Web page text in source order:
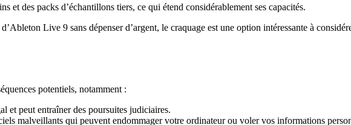
et des packs d’échantillons tiers, ce qui étend considérablement ses capacités.
Live 9 sans dépenser d’argent, le craquage est une option intéressante à
potentiels, notamment :
et peut entraîner des poursuites judiciaires.
malveillants qui peuvent endommager votre ordinateur ou voler vos informations